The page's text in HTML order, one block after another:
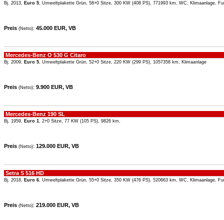
Bj. 2013, Euro 5, Umweltplakette Grün, 58+0 Sitze, 300 KW (408 PS), 771993 km, WC, Klimaanlage,
Preis (Netto): 45.000 EUR, VB
Mercedes-Benz O 530 G Citaro
Bj. 2009, Euro 5, Umweltplakette Grün, 52+0 Sitze, 220 KW (299 PS), 1057358 km, Klimaanlage
Preis (Netto): 9.900 EUR, VB
Mercedes-Benz 190 SL
Bj. 1959, Euro 1, 2+0 Sitze, 77 KW (105 PS), 9826 km,
Preis (Netto): 129.000 EUR, VB
Setra S 516 HD
Bj. 2018, Euro 6, Umweltplakette Grün, 55+0 Sitze, 350 KW (476 PS), 520663 km, WC, Klimaanlage,
Preis (Netto): 219.000 EUR, VB